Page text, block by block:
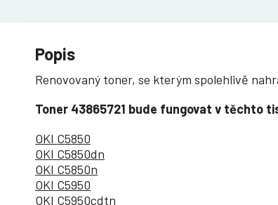
Popis
Renovovaný toner, se kterým spolehlivě
Toner 43865721 bude fungovat v těchto
OKI C5850
OKI C5850dn
OKI C5850n
OKI C5950
OKI C5950cdtn